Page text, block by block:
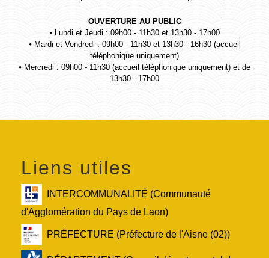
OUVERTURE AU PUBLIC
⦁ Lundi et Jeudi : 09h00 - 11h30 et 13h30 - 17h00
⦁ Mardi et Vendredi : 09h00 - 11h30 et 13h30 - 16h30 (accueil
téléphonique uniquement)
⦁ Mercredi : 09h00 - 11h30 (accueil téléphonique uniquement) et de
13h30 - 17h00
Liens utiles
INTERCOMMUNALITÉ (Communauté
d'Agglomération du Pays de Laon)
PRÉFECTURE (Préfecture de l'Aisne (02))